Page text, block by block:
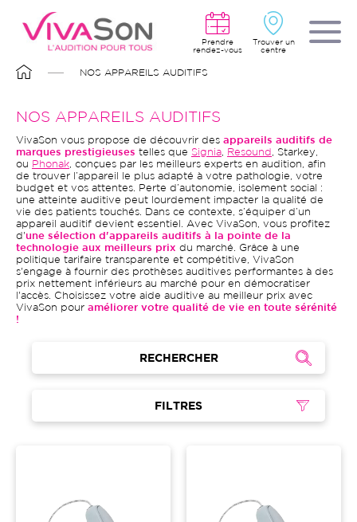
contenu
principal
Prendre
rendez-vous
Trouver un
centre
FIL
D'ARIANE
NOS APPAREILS AUDITIFS
NOS APPAREILS AUDITIFS
VivaSon vous propose de découvrir des appareils auditifs de
marques prestigieuses telles que Signia Resound
, Starkey,
ou
Phonak , conçues par les meilleurs experts en audition, afin
de trouver l’appareil le plus adapté à votre pathologie, votre
budget et vos attentes. Perte d’autonomie, isolement social :
une atteinte auditive peut lourdement impacter la qualité de
vie des patients touchés. Dans ce contexte, s’équiper d’un
appareil auditif devient essentiel. Avec VivaSon, vous profitez
d'une sélection d'appareils auditifs à la pointe de la
technologie aux meilleurs prix du marché. Grâce à une
politique tarifaire transparente et compétitive, VivaSon
s'engage à fournir des prothèses auditives performantes à des
prix nettement inférieurs au marché pour en démocratiser
l'accès. Choisissez votre aide auditive au meilleur prix avec
VivaSon pour améliorer votre qualité de vie en toute sérénité
!
RECHERCHER
FILTRES